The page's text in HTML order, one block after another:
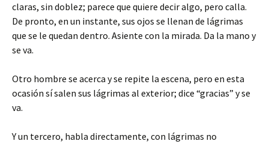
claras, sin doblez; parece que quiere decir algo, pero calla.
De pronto, en un instante, sus ojos se llenan de lágrimas
que se le quedan dentro. Asiente con la mirada. Da la mano y
se va.
Otro hombre se acerca y se repite la escena, pero en esta
ocasión sí salen sus lágrimas al exterior; dice “gracias” y se
va.
Y un tercero, habla directamente, con lágrimas no